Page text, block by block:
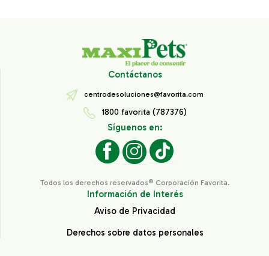
Contáctanos
centrodesoluciones@favorita.com
1800 favorita (787376)
Síguenos en:
Todos los derechos reservados® Corporación Favorita.
Información de Interés
Aviso de Privacidad
Derechos sobre datos personales